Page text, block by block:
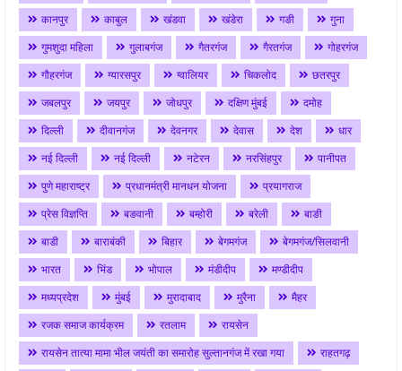
कानपुर
काबुल खंडवा खंडेरा गङी
गुना
गुमशुदा महिला
गुलाबगंज गैतरगंज गैरतगंज
गोहरगंज
गौहरगंज
ग्यारसपुर ग्वालियर चिकलोद
छतरपुर
जबलपुर
जयपुर जोधपुर दक्षिण मुंबई
दमोह
दिल्ली
दीवानगंज देवनगर देवास देश
धार
नई दिल्ली
नई दिल्ली नटेरन नरसिंहपुर
पानीपत
पुणे महाराष्ट्र
प्रधानमंत्री मानधन योजना
प्रयागराज
प्रेस विज्ञप्ति
बङवानी बम्होरी बरेली
बाङी
बाडी
बाराबंकी बिहार बेगमगंज
बेगमगंज/सिलवानी
भारत
भिंड भोपाल मंडीदीप
मण्डीदीप
मध्यप्रदेश
मुंबई मुरादाबाद मुरैना
मैहर
रजक समाज कार्यक्रम
रतलाम
रायसेन
रायसेन तात्या मामा भील जयंती का समारोह सुल्तानगंज में रखा गया
राहतगढ़